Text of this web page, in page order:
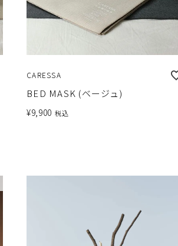
CARESSA
BED MASK (ベージュ)
¥9,900 税込